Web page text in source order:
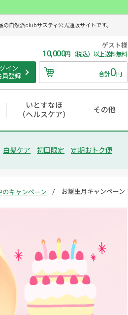
自然派clubサスティ公式通販サイトです。
イン
員登録
ゲスト様
10,000円（税込）以上送料無料
合計0円
いとすなほ
（ヘルスケア）
その他
白髪ケア 初回限定 定期おトク便
のキャンペーン お誕生月キャンペーン